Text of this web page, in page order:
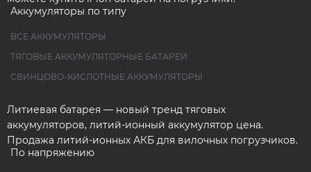
Аккумуляторы по типу
ВСЕ АККУМУЛЯТОРЫ
ТЯГОВЫЕ АККУМУЛЯТОРНЫЕ БАТАРЕИ
СВИНЦОВО-КИСЛОТНЫЕ АККУМУЛЯТОРЫ
Литиевая батарея — новый тренд тяговых
аккумуляторов, литий-ионный аккумулятор цена.
Продажа литий-ионных АКБ для вилочных погрузчиков.
По напряжению